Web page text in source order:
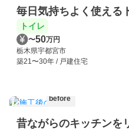
毎日気持ちよく使える
トイレ
〜50万円
栃木県宇都宮市
築21〜30年 / 戸建住宅
before
昔ながらのキッチンを